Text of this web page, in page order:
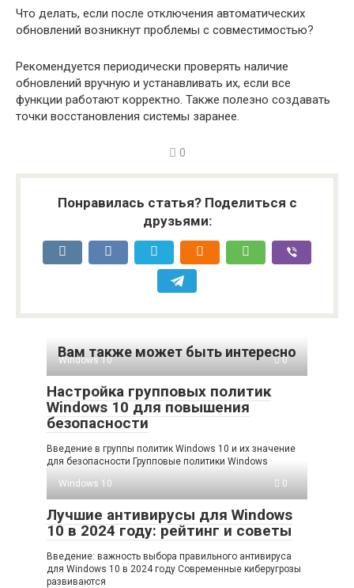
Что делать, если после отключения автоматических
обновлений возникнут проблемы с совместимостью?
Рекомендуется периодически проверять наличие
обновлений вручную и устанавливать их, если все
функции работают корректно. Также полезно создавать
точки восстановления системы заранее.
0
Понравилась статья? Поделиться с
друзьями:
Вам также может быть интересно
Windows 10 0
Настройка групповых политик
Windows 10 для повышения
безопасности
Введение в группы политик Windows 10 и их значение
для безопасности Групповые политики Windows
Windows 10
0
Лучшие антивирусы для Windows
10 в 2024 году: рейтинг и советы
Введение: важность выбора правильного антивируса
для Windows 10 в 2024 году Современные киберугрозы
развиваются